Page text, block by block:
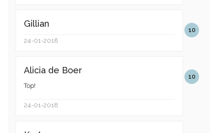
10
Gillian
24-01-2018
10
Alicia de Boer
Top!
24-01-2018